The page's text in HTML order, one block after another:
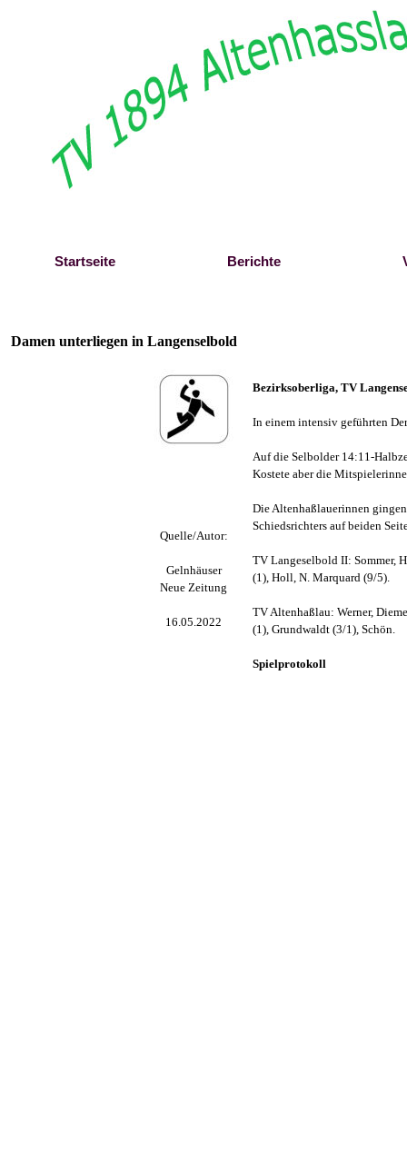
Startseite Berichte
Damen unterliegen in Langenselbold
Quelle/Autor:
Gelnhäuser
Neue Zeitung
16.05.2022
Bezirksoberliga, TV
In einem intensiv geführten
Auf die Selbolder 14:11-
Kostete aber die
Die Altenhaßlauerinnen
Schiedsrichters auf beiden
TV Langeselbold II: Sommer,
(1), Holl, N. Marquard (9/5).
TV Altenhaßlau: Werner,
(1), Grundwaldt (3/1), Schön.
Spielprotokoll